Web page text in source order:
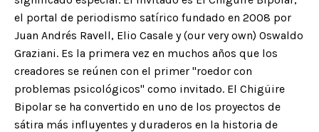
el portal de periodismo satírico fundado en 2008 por
Juan Andrés Ravell, Elio Casale y (our very own) Oswaldo
Graziani. Es la primera vez en muchos años que los
creadores se reúnen con el primer "roedor con
problemas psicológicos" como invitado. El Chigüire
Bipolar se ha convertido en uno de los proyectos de
sátira más influyentes y duraderos en la historia de